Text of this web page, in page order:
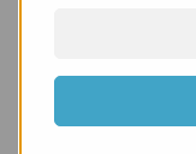
Firma